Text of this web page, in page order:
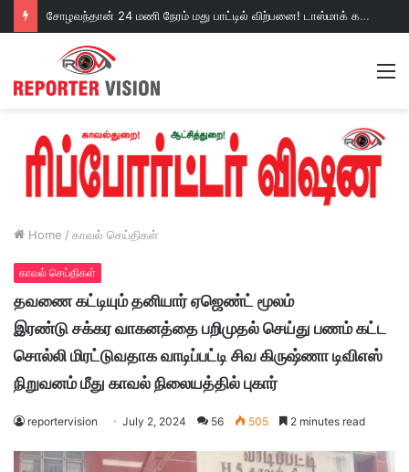
வாடிப்பட்டியில் துரத்தி துரத்தி கடித்து அச்சுறுத்தி வரும் விஷப் பூச்சிகள்!வலியால் துடிக்கும் குழந்தைகள் அதிர்ச்சி வீடியோ!
நடவடிக்கை எடுப்பாரா மதுரை மண்டலம் மேலாளர்!
Home / காவல் செய்திகள்
காவல் செய்திகள்
தவணை கட்டியும் தனியார் ஏஜெண்ட் மூலம்
இரண்டு சக்கர வாகனத்தை பறிமுதல் செய்து பணம் கட்ட
சொல்லி மிரட்டுவதாக வாடிப்பட்டி சிவ கிருஷ்ணா டிவிஎஸ்
நிறுவனம் மீது காவல் நிலையத்தில் புகார்
reportervision July 2, 2024 56 505 2 minutes read